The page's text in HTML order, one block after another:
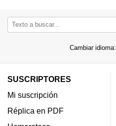
Cambiar idioma:
SUSCRIPTORES
Mi suscripción
Réplica en PDF